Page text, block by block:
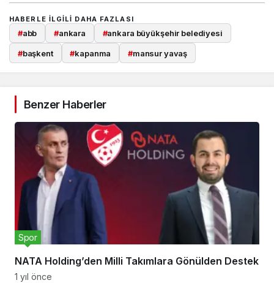
HABERLE ILGILI DAHA FAZLASI
#abb #ankara #ankara büyükşehir belediyesi
#başkent #kapanma #mansur yavaş
Benzer Haberler
NATA Holding’den Milli Takımlara Gönülden Destek
Spor
1 yıl önce